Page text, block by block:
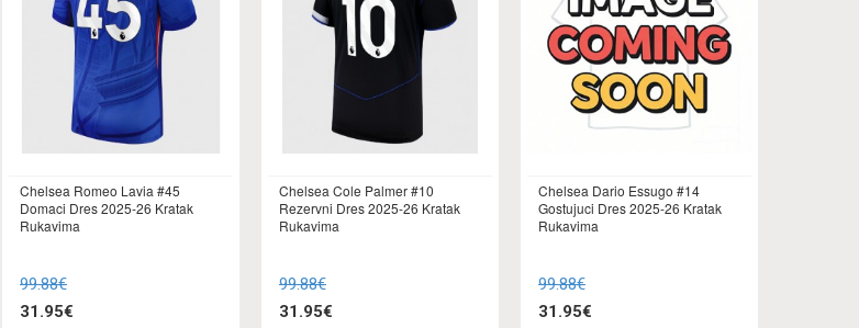
Chelsea Romeo Lavia #45
Domaci Dres 2025-26 Kratak
Rukavima
99.88€
31.95€
Chelsea Cole Palmer #10
Rezervni Dres 2025-26 Kratak
Rukavima
99.88€
31.95€
Chelsea Dario Essugo #14
Gostujuci Dres 2025-26 Kratak
Rukavima
99.88€
31.95€